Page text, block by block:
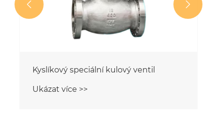
Kyslíkový speciální kulový ventil
Ukázat více >>
 